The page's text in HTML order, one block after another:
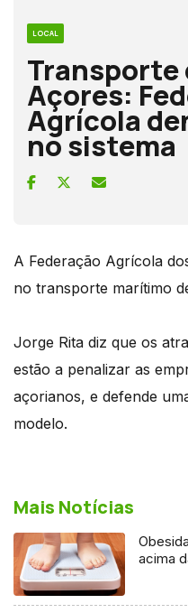
LOCAL
Transporte
Açores:
Agrícola
no sistema
A Federação Agrícola
no transporte marítimo
Jorge Rita diz que os
estão a penalizar as
açorianos, e defende
modelo.
Mais Notícias
acima